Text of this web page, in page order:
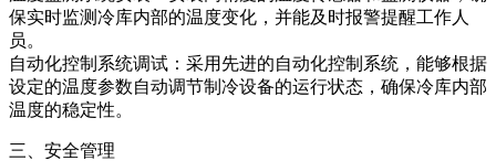
保实时监测冷库内部的温度变化，并能及时报警提醒工作人
员。
自动化控制系统调试：采用先进的自动化控制系统，能够根据
设定的温度参数自动调节制冷设备的运行状态，确保冷库内部
温度的稳定性。
三、安全管理